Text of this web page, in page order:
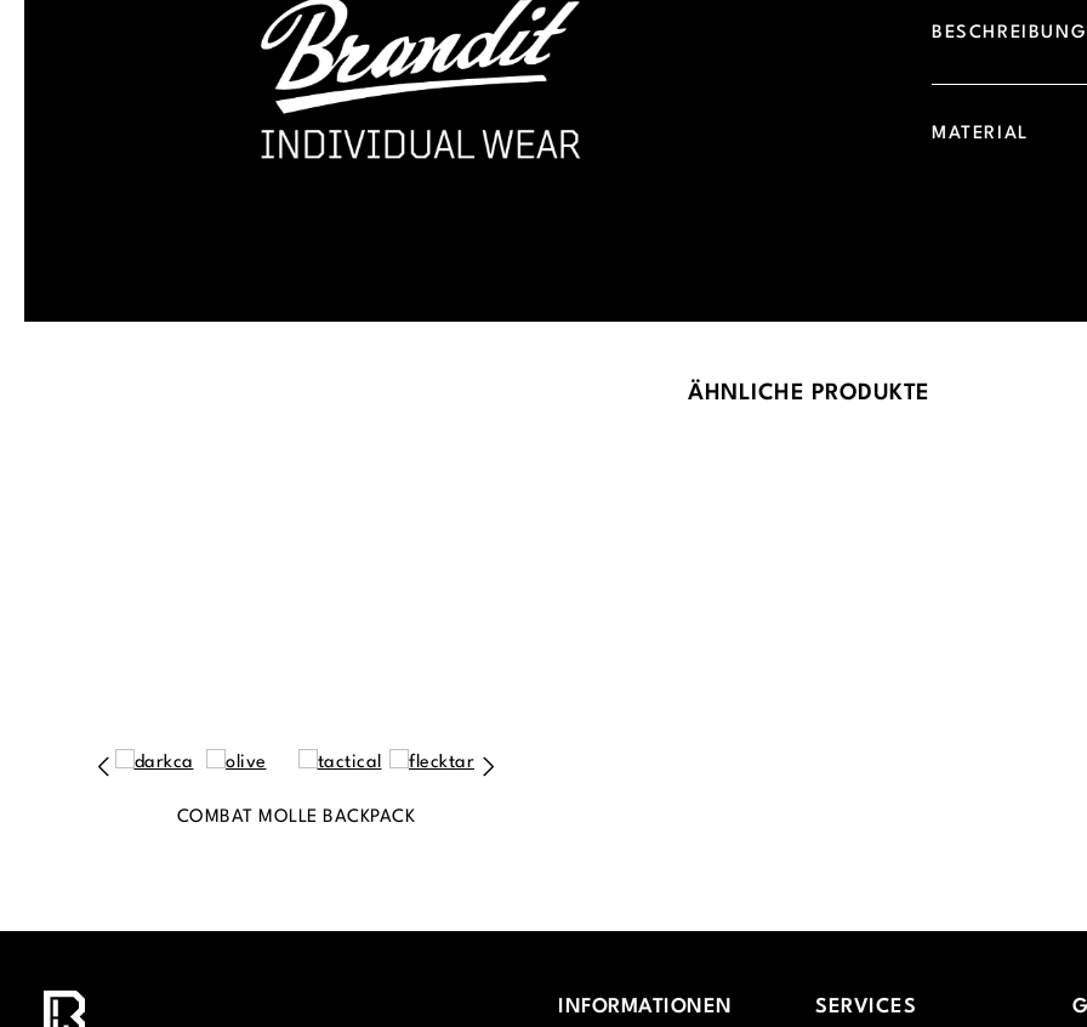
BESCHREIBUNG
MATERIAL
ÄHNLICHE PRODUKTE
COMBAT MOLLE BACKPACK
INFORMATIONEN SERVICES